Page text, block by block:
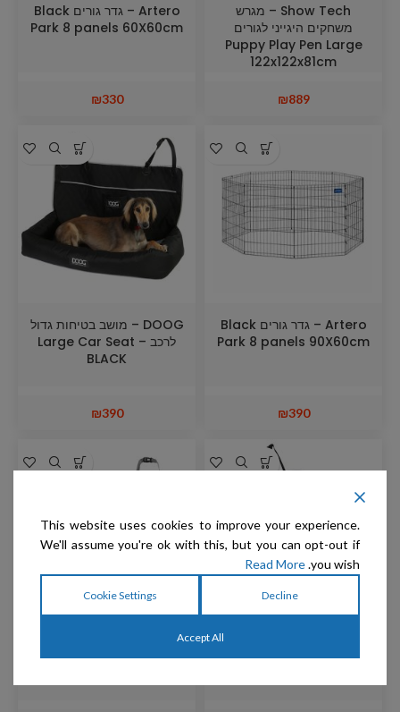
Show Tech – מגרש
משחקים היגייני לגורים
Puppy Play Pen Large
122x122x81cm
₪889
Artero – גדר גורים Black
Park 8 panels 60X60cm
₪330
Artero – גדר גורים Black
Park 8 panels 90X60cm
₪390
DOOG – מושב בטיחות גדול
לרכב Large Car Seat –
BLACK
₪390
DOOG – מושב בטיחות לרכב
Car Seat – BLACK (Small
לרכב Large Car Seat –
This website uses cookies to improve your experience.
We'll assume you're ok with this, but you can opt-out if
you wish.
Read More
Decline
Cookie Settings
Accept All